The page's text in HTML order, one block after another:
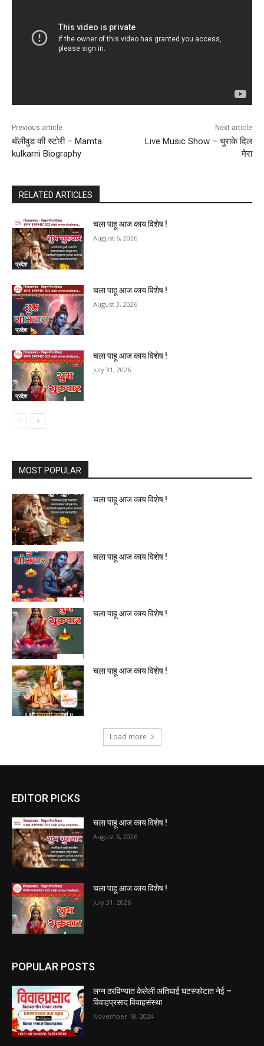
Previous article
बॉलीवुड की स्टोरी – Mamta
kulkarni Biography
Next article
Live Music Show – चुराके दिल
मेरा
RELATED ARTICLES
प्रदेश
चला पाहू आज काय विशेष !
August 6, 2026
प्रदेश
चला पाहू आज काय विशेष !
August 3, 2026
प्रदेश
चला पाहू आज काय विशेष !
July 31, 2026
MOST POPULAR
चला पाहू आज काय विशेष !
चला पाहू आज काय विशेष !
चला पाहू आज काय विशेष !
चला पाहू आज काय विशेष !
Load more
EDITOR PICKS
चला पाहू आज काय विशेष !
August 6, 2026
चला पाहू आज काय विशेष !
July 31, 2026
POPULAR POSTS
लग्न ठरविण्यात केलेली अतिघाई घटस्फोटात नेई –
विवाहप्रसाद विवाहसंस्था
November 18, 2024